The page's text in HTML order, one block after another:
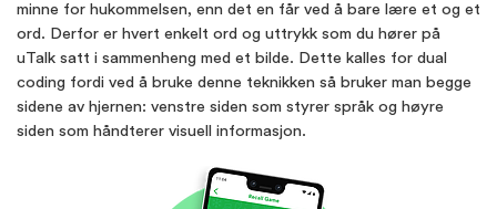
minne for hukommelsen, enn det en får ved å bare lære et og et
ord. Derfor er hvert enkelt ord og uttrykk som du hører på
uTalk satt i sammenheng med et bilde. Dette kalles for dual
coding fordi ved å bruke denne teknikken så bruker man begge
sidene av hjernen: venstre siden som styrer språk og høyre
siden som håndterer visuell informasjon.